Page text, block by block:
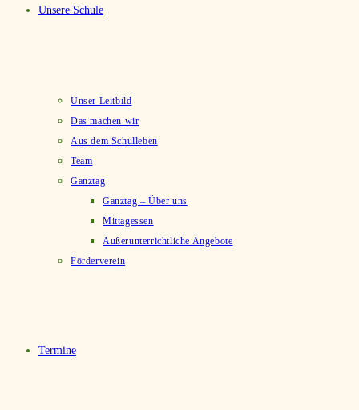
Unsere Schule
Unser Leitbild
Das machen wir
Aus dem Schulleben
Team
Ganztag
Ganztag – Über uns
Mittagessen
Außerunterrichtliche Angebote
Förderverein
Termine